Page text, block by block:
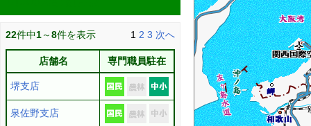
22件中1～8件を表示 1 2 3 次へ
店舗名 専門職員駐在
堺支店
泉佐野支店